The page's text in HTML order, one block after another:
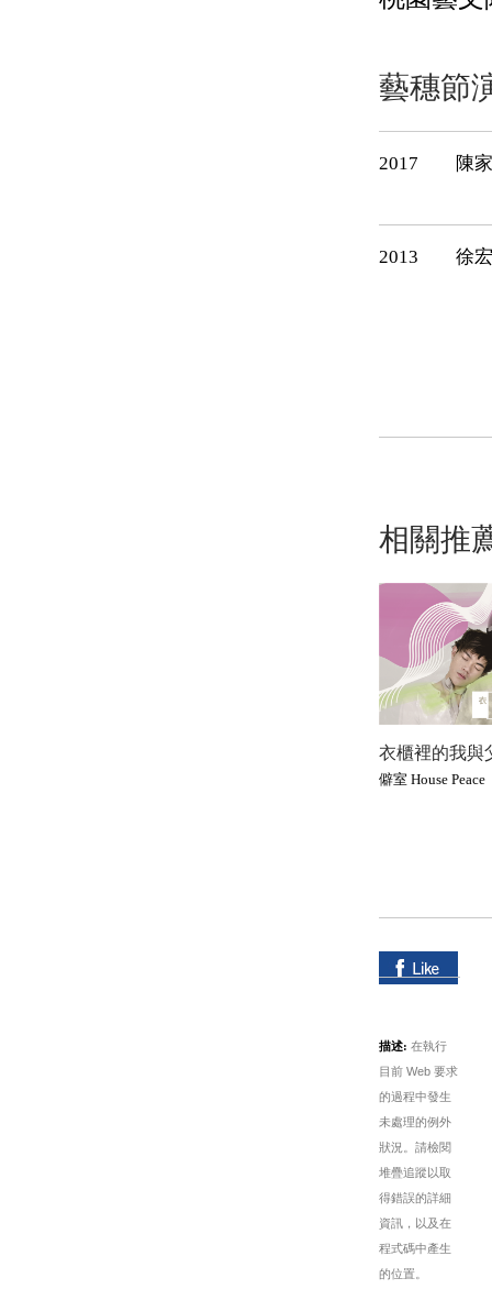
藝穗節
2017 陳
2013 徐
相關推
衣櫃裡的我與
僻室 House Peace
描述: 在執行
目前 Web 要求
的過程中發生
未處理的例外
狀況。請檢閱
堆疊追蹤以取
得錯誤的詳細
資訊，以及在
程式碼中產生
的位置。